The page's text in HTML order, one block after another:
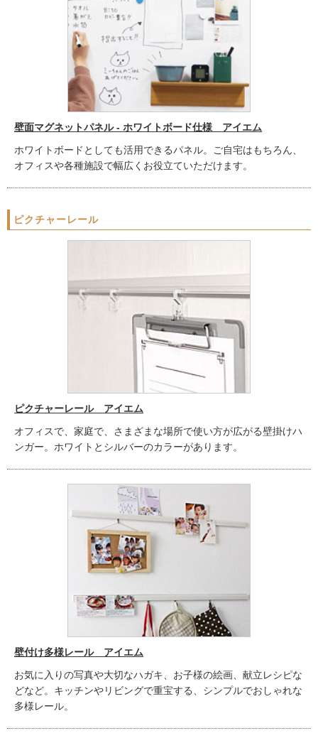
壁面マグネットパネル - ホワイトボード仕様 アイエム
ホワイトボードとしても活用できるパネル。ご自宅はもちろん、
オフィスや各種施設で幅広くお役立ていただけます。
ピクチャーレール
ピクチャーレール アイエム
オフィスで、家庭で、さまざまな場所で使い方が広がる壁掛けハ
ンガー。ホワイトとシルバーのカラーがあります。
壁付け多様レール アイエム
お気に入りの写真や大切なハガキ、お子様の絵画、献立レシピな
どなど。キッチンやリビングで重宝する、シンプルでおしゃれな
多様レール。